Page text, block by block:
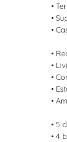
•
•
•
•
•
•
•
•
• 5
• 4